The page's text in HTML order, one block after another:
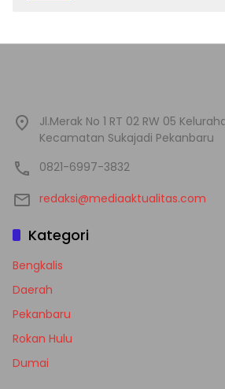
Jl.Merak No 1 RT 02 RW 05
Kecamatan Sukajadi Pekanbaru
0821-6997-3832
redaksi@mediaaktualitas.com
Kategori
Bengkalis
Daerah
Pekanbaru
Rokan Hulu
Dumai